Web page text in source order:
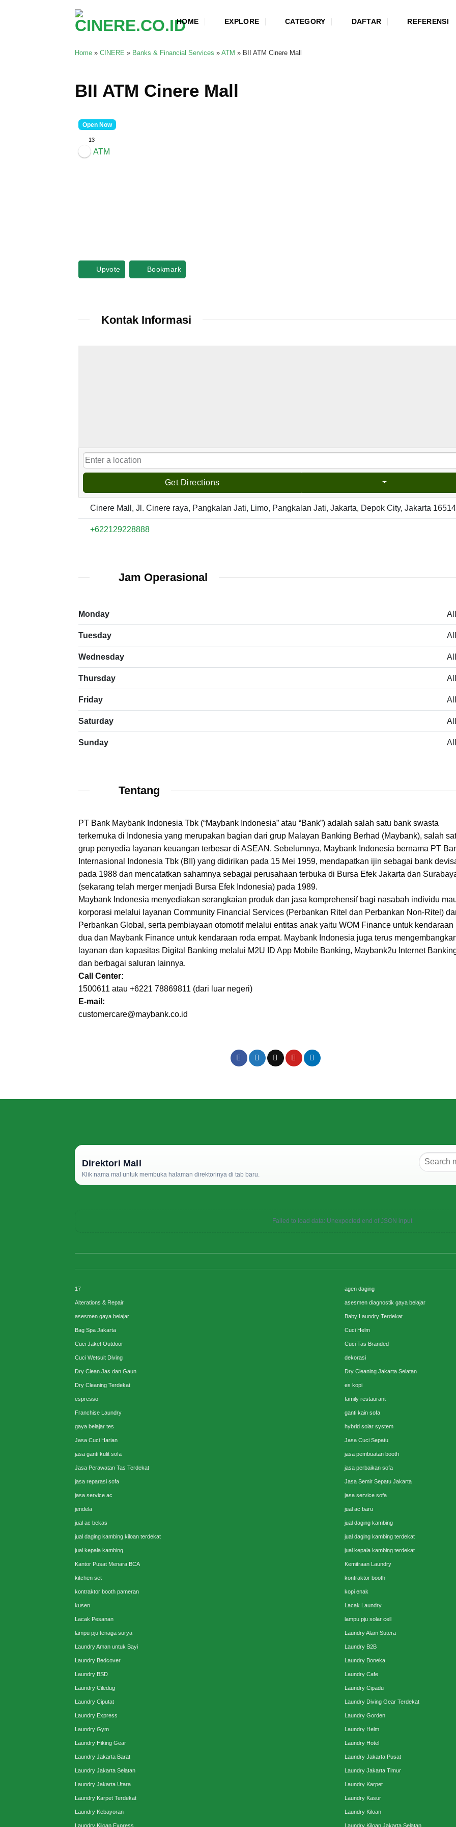
HOME EXPLORE CATEGORY DAFTAR REFERENSI
Home » CINERE » Banks & Financial Services » ATM » BII ATM Cinere Mall
BII ATM Cinere Mall
Open Now
13
ATM
Upvote Bookmark
Kontak Informasi
Get Directions
Cinere Mall, Jl. Cinere raya, Pangkalan Jati, Limo, Pangkalan Jati, Jakarta, Depok City, Jakarta 16514
+622129228888
Jam Operasional
Monday
Tuesday
Wednesday
Thursday
Friday
Saturday
Sunday
Tentang
PT Bank Maybank Indonesia Tbk (“Maybank Indonesia” atau “Bank”) adalah salah satu bank swasta
terkemuka di Indonesia yang merupakan bagian dari grup Malayan Banking Berhad (Maybank), salah
grup penyedia layanan keuangan terbesar di ASEAN. Sebelumnya, Maybank Indonesia bernama PT
Internasional Indonesia Tbk (BII) yang didirikan pada 15 Mei 1959, mendapatkan ijin sebagai bank
pada 1988 dan mencatatkan sahamnya sebagai perusahaan terbuka di Bursa Efek Jakarta dan
(sekarang telah merger menjadi Bursa Efek Indonesia) pada 1989.
Maybank Indonesia menyediakan serangkaian produk dan jasa komprehensif bagi nasabah individu
korporasi melalui layanan Community Financial Services (Perbankan Ritel dan Perbankan Non-Ritel)
Perbankan Global, serta pembiayaan otomotif melalui entitas anak yaitu WOM Finance untuk kendaraan
dua dan Maybank Finance untuk kendaraan roda empat. Maybank Indonesia juga terus
layanan dan kapasitas Digital Banking melalui M2U ID App Mobile Banking, Maybank2u Internet
dan berbagai saluran lainnya.
Call Center:
1500611 atau +6221 78869811 (dari luar negeri)
E-mail:
customercare@maybank.co.id
Direktori Mall
Klik nama mal untuk membuka halaman direktorinya di tab baru.
Failed to load data: Unexpected end of JSON input
17 agen daging
Alterations & Repair asesmen diagnostik gaya belajar
asesmen gaya belajar Baby Laundry Terdekat
Bag Spa Jakarta Cuci Helm
Cuci Jaket Outdoor Cuci Tas Branded
Cuci Wetsuit Diving dekorasi
Dry Clean Jas dan Gaun Dry Cleaning Jakarta Selatan
Dry Cleaning Terdekat es kopi
espresso family restaurant
Franchise Laundry ganti kain sofa
gaya belajar tes hybrid solar system
Jasa Cuci Harian Jasa Cuci Sepatu
jasa ganti kulit sofa jasa pembuatan booth
Jasa Perawatan Tas Terdekat jasa perbaikan sofa
jasa reparasi sofa Jasa Semir Sepatu Jakarta
jasa service ac jasa service sofa
jendela jual ac baru
jual ac bekas jual daging kambing
jual daging kambing kiloan terdekat jual daging kambing terdekat
jual kepala kambing jual kepala kambing terdekat
Kantor Pusat Menara BCA Kemitraan Laundry
kitchen set kontraktor booth
kontraktor booth pameran kopi enak
kusen Lacak Laundry
Lacak Pesanan lampu pju solar cell
lampu pju tenaga surya Laundry Alam Sutera
Laundry Aman untuk Bayi Laundry B2B
Laundry Bedcover Laundry Boneka
Laundry BSD Laundry Cafe
Laundry Ciledug Laundry Cipadu
Laundry Ciputat Laundry Diving Gear Terdekat
Laundry Express Laundry Gorden
Laundry Gym Laundry Helm
Laundry Hiking Gear Laundry Hotel
Laundry Jakarta Barat Laundry Jakarta Pusat
Laundry Jakarta Selatan Laundry Jakarta Timur
Laundry Jakarta Utara Laundry Karpet
Laundry Karpet Terdekat Laundry Kasur
Laundry Kebayoran Laundry Kiloan
Laundry Kiloan Express Laundry Kiloan Jakarta Selatan